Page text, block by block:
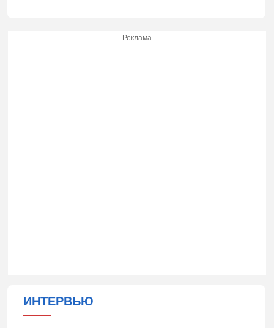
Реклама
ИНТЕРВЬЮ